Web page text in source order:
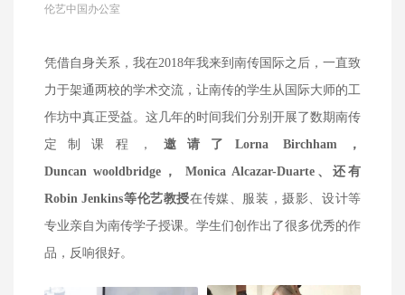
伦艺中国办公室
凭借自身关系，我在2018年我来到南传国际之后，一直致
力于架通两校的学术交流，让南传的学生从国际大师的工
作坊中真正受益。这几年的时间我们分别开展了数期南传
定制课程， 邀请了Lorna Birchham，
Duncan wooldbridge， Monica Alcazar-Duarte、还有
Robin Jenkins等伦艺教授在传媒、服装，摄影、设计等
专业亲自为南传学子授课。学生们创作出了很多优秀的作
品，反响很好。